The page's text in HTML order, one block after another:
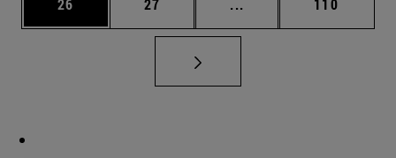
26 27 ... 110